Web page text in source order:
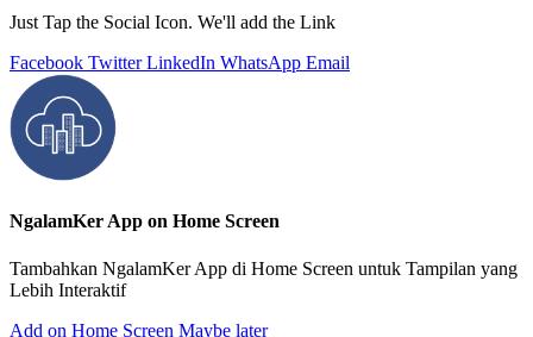
Just Tap the Social Icon. We'll add the Link
Facebook Twitter LinkedIn WhatsApp Email
NgalamKer App on Home Screen
Tambahkan NgalamKer App di Home Screen untuk Tampilan yang
Lebih Interaktif
Add on Home Screen Maybe later